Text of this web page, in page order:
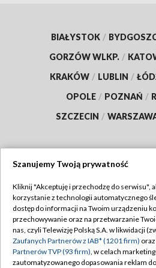
BIAŁYSTOK /
GORZÓW WLKP. /
KRAKÓW / LUBLIN /
OPOLE / POZNAŃ /
SZCZECIN /
TVP
Abonament TVP
Emisja w TVP
Centrum informacji TVP
Regulamin
Polityka
Moje
Szanujemy Twoją prywatność
Kliknij "Akceptuję i przechodzę do serwisu",
korzystanie z technologii automatycznego
dostęp do informacji na Twoim urządzeniu
przechowywanie oraz na przetwarzanie
nas, czyli Telewizję Polską S.A. w likwidacji
Zaufanych Partnerów z IAB* (1201 firm)
Partnerów TVP (93 firm), w celach
zautomatyzowanego dopasowania reklam